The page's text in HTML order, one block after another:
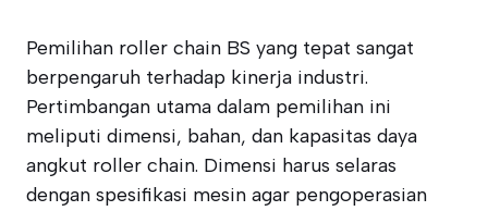
Pemilihan roller chain BS yang tepat sangat
berpengaruh terhadap kinerja industri.
Pertimbangan utama dalam pemilihan ini
meliputi dimensi, bahan, dan kapasitas daya
angkut roller chain. Dimensi harus selaras
dengan spesifikasi mesin agar pengoperasian